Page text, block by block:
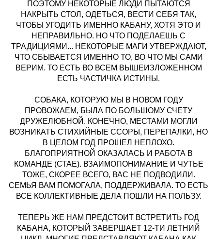
ПОЭТОМУ НЕКОТОРЫЕ ЛЮДИ ПЫТАЮТСЯ
НАКРЫТЬ СТОЛ, ОДЕТЬСЯ, ВЕСТИ СЕБЯ ТАК,
ЧТОБЫ УГОДИТЬ ИМЕННО КАБАНУ, ХОТЯ ЭТО И
НЕПРАВИЛЬНО. НО ЧТО ПОДЕЛАЕШЬ С
ТРАДИЦИЯМИ... НЕКОТОРЫЕ МАГИ УТВЕРЖДАЮТ,
ЧТО СБЫВАЕТСЯ ИМЕННО ТО, ВО ЧТО МЫ САМИ
ВЕРИМ. ТО ЕСТЬ ВО ВСЕМ ВЫШЕИЗЛОЖЕННОМ
ЕСТЬ ЧАСТИЧКА ИСТИНЫ.
СОБАКА, КОТОРУЮ МЫ В НОВОМ ГОДУ
ПРОВОЖАЕМ, БЫЛА ПО БОЛЬШОМУ СЧЕТУ
ДРУЖЕЛЮБНОЙ. КОНЕЧНО, МЕСТАМИ МОГЛИ
ВОЗНИКАТЬ СТИХИЙНЫЕ ССОРЫ, ПЕРЕПАЛКИ, НО
В ЦЕЛОМ ГОД ПРОШЕЛ НЕПЛОХО.
БЛАГОПРИЯТНОЙ ОКАЗАЛАСЬ И РАБОТА В
КОМАНДЕ (СТАЕ). ВЗАИМОПОНИМАНИЕ И ЧУТЬЕ
ТОЖЕ, СКОРЕЕ ВСЕГО, ВАС НЕ ПОДВОДИЛИ.
СЕМЬЯ ВАМ ПОМОГАЛА, ПОДДЕРЖИВАЛА. ТО ЕСТЬ
ВСЕ КОЛЛЕКТИВНЫЕ ДЕЛА ПОШЛИ НА ПОЛЬЗУ.
ТЕПЕРЬ ЖЕ НАМ ПРЕДСТОИТ ВСТРЕТИТЬ ГОД
КАБАНА, КОТОРЫЙ ЗАВЕРШАЕТ 12-ТИ ЛЕТНИЙ